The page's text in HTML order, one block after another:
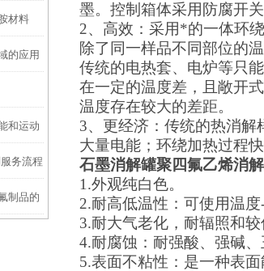
材料
的应用
和运动
务流程
制品的
墨。控制箱体采用防腐开
2、 高效：采用*的一体环
除了同一样品不同部位的
传统的电热套、电炉等只
在一定的温度差，且敞开
温度存在较大的差距。
3、 更经济：传统的热消解
大量电能；环绕加热过程
石墨消解罐聚四氟乙烯消
1.外观纯白色。
2.耐高低温性：可使用温度
3.耐大气老化，耐辐照和较
4.耐腐蚀：耐强酸、强碱
5.表面不粘性：是一种表面